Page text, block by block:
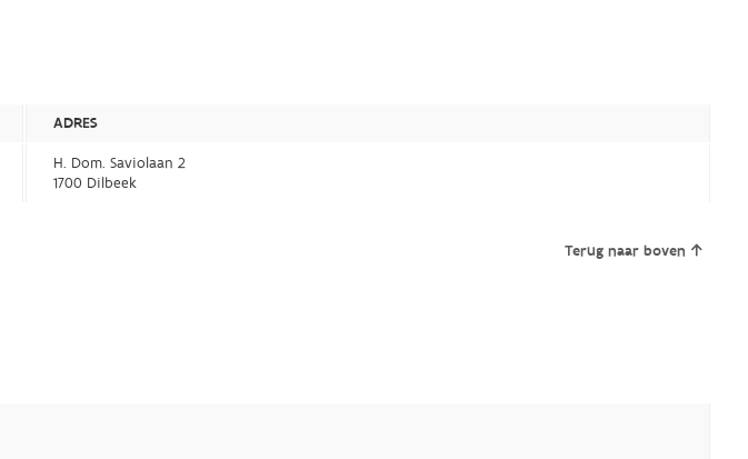
ADRES
H. Dom. Saviolaan 2
1700 Dilbeek
Terug naar boven